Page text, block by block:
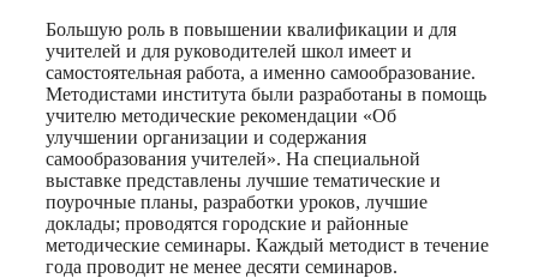
Большую роль в повышении квалификации и для
учителей и для руководителей школ имеет и
самостоятельная работа, а именно самообразование.
Методистами института были разработаны в помощь
учителю методические рекомендации «Об
улучшении организации и содержания
самообразования учителей». На специальной
выставке представлены лучшие тематические и
поурочные планы, разработки уроков, лучшие
доклады; проводятся городские и районные
методические семинары. Каждый методист в течение
года проводит не менее десяти семинаров.